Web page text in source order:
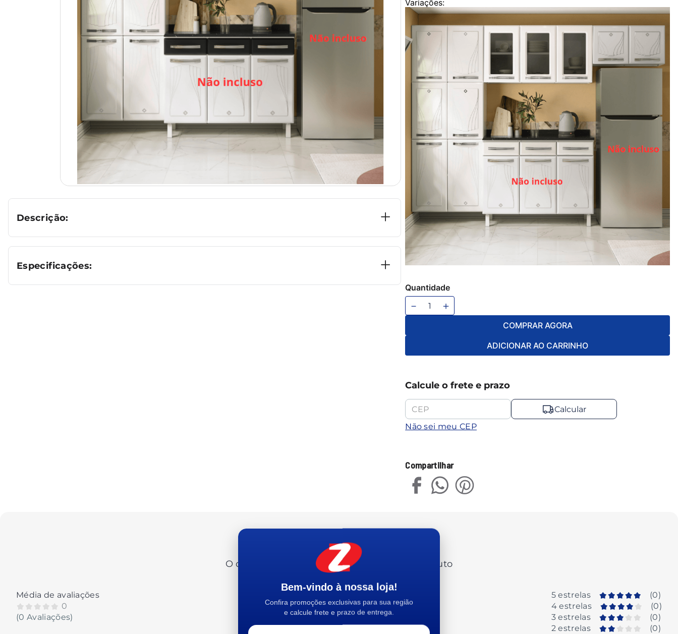
Bem-vindo à nossa loja!
Confira promoções exclusivas para sua região
e calcule frete e prazo de entrega.
Descrição:
Especificações:
Variações:
Quantidade
＋
－
COMPRAR AGORA
ADICIONAR AO CARRINHO
Calcule o frete e prazo
Calcular
Não sei meu CEP
Compartilhar
Avaliações
O que os clientes estão dizendo sobre o produto
Média de avaliações
0
(0 Avaliações)
0%
5 estrelas (0)
4 estrelas
(0)
3 estrelas
(0)
2 estrelas
(0)